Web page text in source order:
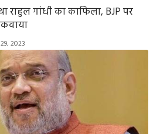
राहुल गांधी का काफिला, BJP पर
2023